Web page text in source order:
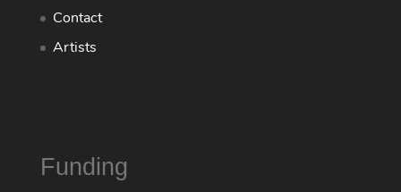
Contact
Artists
Funding